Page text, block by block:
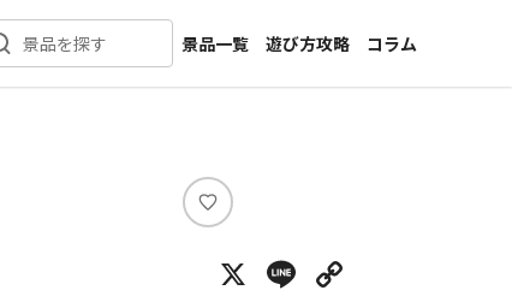
景品を探す
景品一覧
新着景品
メーカー一覧
遊び方攻略
コラム
インタビュー
い
ね
X Line